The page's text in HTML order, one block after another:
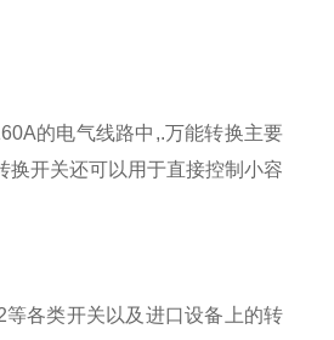
的电气线路中,.万能转换主要
换开关还可以用于直接控制小容
各类开关以及进口设备上的转